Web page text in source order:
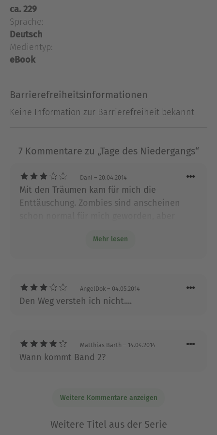
aufgefordert, das Studio zu verlassen, da unsere
Sicherheit nicht mehr garantiert werden kann.
Bitte treffen sie alle nötigen Schutzmaßnahmen.
Bringen sie sich in Sicherheit! Wir stellen mit
sofortiger Wirkung den Sendebetrieb ein. Wir
apokalyptischen Hetzjagd, deren Ende jenseits
ca. 229
Sprache:
Deutsch
Medientyp:
eBook
Barrierefreiheitsinformationen
Keine Information zur Barrierefreiheit bekannt
7 Kommentare zu „Tage des Niedergangs“
Dani – 20.04.2014
Mit den Träumen kam für mich die
Enttäuschung. Zombies sind anscheinen
nichts für mich. Band 2 also ohne mich. Die
Mehr lesen
AngelDok – 04.05.2014
Den Weg versteh ich nicht....
Matthias Barth – 14.04.2014
Wann kommt Band 2?
Weitere Kommentare anzeigen
Weitere Titel aus der Serie